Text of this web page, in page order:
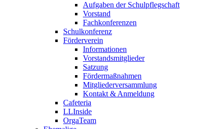
Aufgaben der Schulpflegschaft
Vorstand
Fachkonferenzen
Schulkonferenz
Förderverein
Informationen
Vorstandsmitglieder
Satzung
Fördermaßnahmen
Mitgliederversammlung
Kontakt & Anmeldung
Cafeteria
LLInside
OrgaTeam